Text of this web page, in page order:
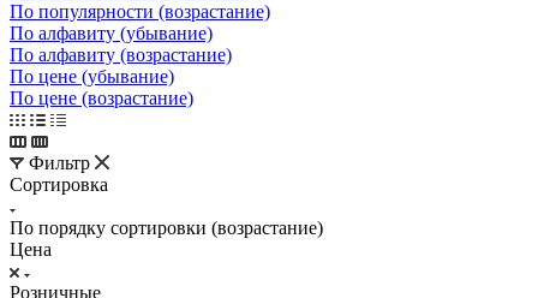
По популярности (возрастание)
По алфавиту (убывание)
По алфавиту (возрастание)
По цене (убывание)
По цене (возрастание)
Фильтр
Сортировка
По порядку сортировки (возрастание)
Цена
Розничные